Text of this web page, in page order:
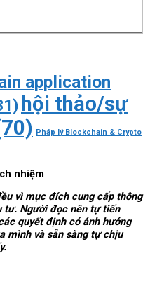
application
hội thảo/sự
Pháp lý Blockchain & Crypto
nhiệm
vì mục đích cung cấp thông
tư. Người đọc nên tự tiến
quyết định có ảnh hưởng
mình và sẵn sàng tự chịu